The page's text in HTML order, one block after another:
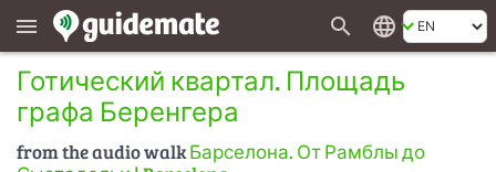
menu search language
Готический квартал. Площадь
графа Беренгера
from the audio walkБарселона. От Рамблы до